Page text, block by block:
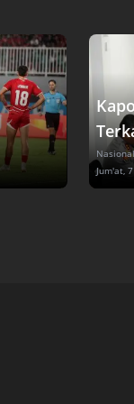
Jum'at,